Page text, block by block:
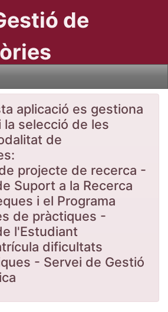
de
aplicació es gestiona
la selecció de les
de
projecte de recerca -
Suport a la Recerca
i el Programa
de pràctiques -
l'Estudiant
dificultats
- Servei de Gestió